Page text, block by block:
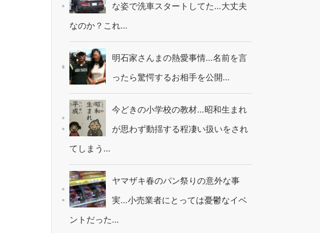
な姿で洗車スタートしてた…大丈夫
なのか？これ…
明石家さんまの熱愛事情…名前を言
ったら驚愕するお相手を公開…
今どきの小学校の教材…昭和生まれ
が思わず動揺する程凄い扱いをされ
てしまう…
ヤマザキ春のパン祭りの意外な事
実…小売業者にとっては憂鬱なイベ
ントだった…